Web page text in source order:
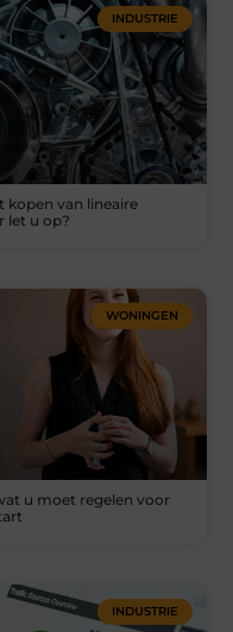
INDUSTRIE
kopen van lineaire
let u op?
WONINGEN
u moet regelen voor
INDUSTRIE